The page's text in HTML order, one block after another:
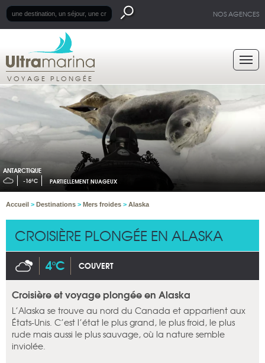
NOS AGENCES
VOYAGE PLONGÉE
ANTARCTIQUE
-16°C PARTIELLEMENT NUAGEUX
Accueil > Destinations > Mers froides > Alaska
CROISIÈRE PLONGÉE EN ALASKA
4°C COUVERT
Croisière et voyage plongée en Alaska
L’Alaska se trouve au nord du Canada et appartient aux
États-Unis. C’est l’état le plus grand, le plus froid, le plus
rude mais aussi le plus sauvage, où la nature semble
inviolée.